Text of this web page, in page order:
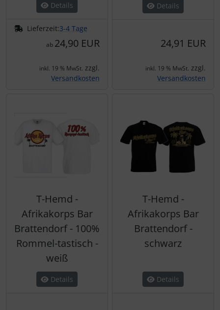
Details
Lieferzeit:3-4 Tage
ab 24,90 EUR
inkl. 19 % MwSt. zzgl.
Versandkosten
Details
24,91 EUR
inkl. 19 % MwSt. zzgl.
Versandkosten
T-Hemd -
Afrikakorps Bar
Brattendorf - 100%
Rommel-tastisch -
weiß
Details
T-Hemd -
Afrikakorps Bar
Brattendorf -
schwarz
Details